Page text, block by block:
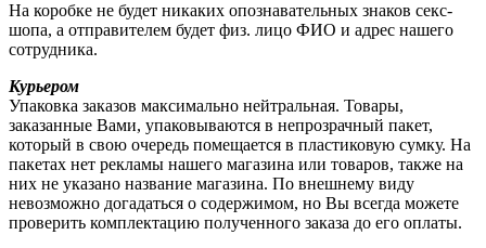
На коробке не будет никаких опознавательных знаков секс-
шопа, а отправителем будет физ. лицо ФИО и адрес нашего
сотрудника.
Курьером
Упаковка заказов максимально нейтральная. Товары,
заказанные Вами, упаковываются в непрозрачный пакет,
который в свою очередь помещается в пластиковую сумку. На
пакетах нет рекламы нашего магазина или товаров, также на
них не указано название магазина. По внешнему виду
невозможно догадаться о содержимом, но Вы всегда можете
проверить комплектацию полученного заказа до его оплаты.